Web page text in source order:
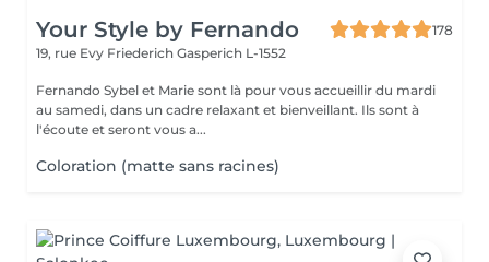
Your Style by Fernando
178
19, rue Evy Friederich Gasperich L-1552
Fernando Sybel et Marie sont là pour vous accueillir du mardi
au samedi, dans un cadre relaxant et bienveillant. Ils sont à
l'écoute et seront vous a...
Coloration (matte sans racines)